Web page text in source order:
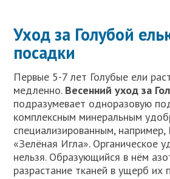
Уход за Голубой
посадки
Первые 5-7 лет Голубые ели
медленно. Весенний уход за
подразумевает одноразовую
комплексным минеральным
специализированным,
«Зелёная Игла». Органическое
нельзя. Образующийся в нём
разрастание тканей в ущерб их